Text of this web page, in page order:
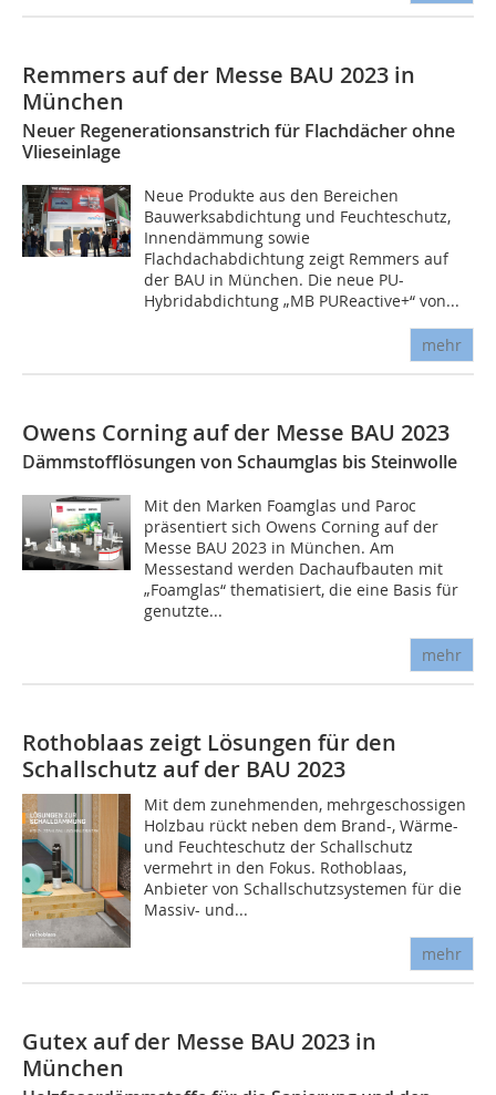
Remmers auf der Messe BAU 2023 in
München
Neuer Regenerationsanstrich für Flachdächer ohne
Vlieseinlage
Neue Produkte aus den Bereichen
Bauwerksabdichtung und Feuchteschutz,
Innendämmung sowie
Flachdachabdichtung zeigt Remmers auf
der BAU in München. Die neue PU-
Hybridabdichtung „MB PUReactive+“ von...
mehr
Owens Corning auf der Messe BAU 2023
Dämmstofflösungen von Schaumglas bis Steinwolle
Mit den Marken Foamglas und Paroc
präsentiert sich Owens Corning auf der
Messe BAU 2023 in München. Am
Messestand werden Dachaufbauten mit
„Foamglas“ thematisiert, die eine Basis für
genutzte...
mehr
Rothoblaas zeigt Lösungen für den
Schallschutz auf der BAU 2023
Mit dem zunehmenden, mehrgeschossigen
Holzbau rückt neben dem Brand-, Wärme-
und Feuchteschutz der Schallschutz
vermehrt in den Fokus. Rothoblaas,
Anbieter von Schallschutzsystemen für die
Massiv- und...
mehr
Gutex auf der Messe BAU 2023 in
München